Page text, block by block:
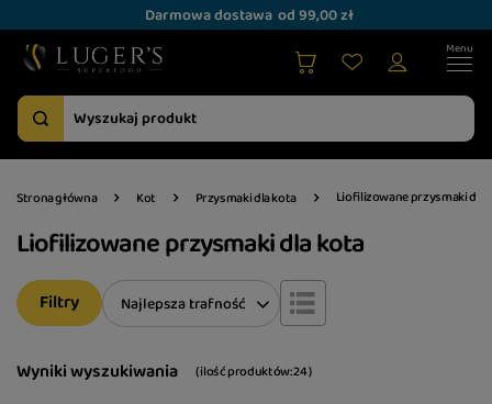
Darmowa dostawa od 99,00 zł
Strona główna Kot Przysmaki dla kota Liofilizowane przysmaki dla
Liofilizowane przysmaki dla kota
Wyniki wyszukiwania ( ilość produktów:24)
Zmień sortowanie
Najlepsza trafność
Filtry